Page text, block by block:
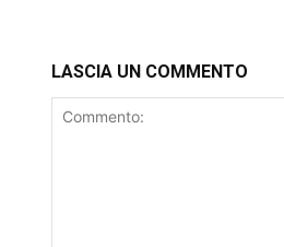
LASCIA UN COMMENTO